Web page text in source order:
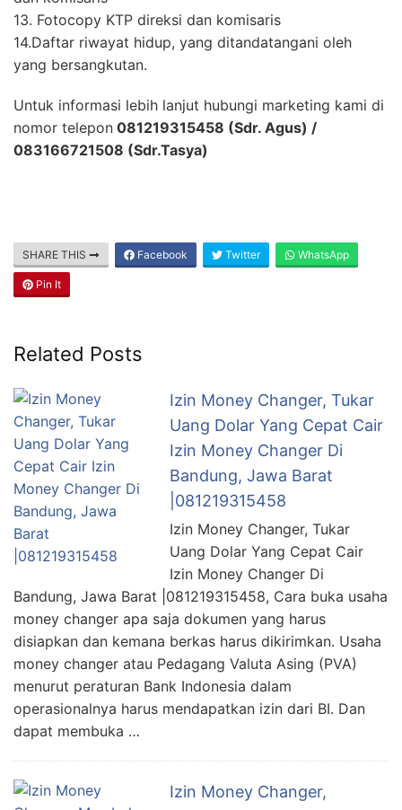
13. Fotocopy KTP direksi dan komisaris
14.Daftar riwayat hidup, yang ditandatangani oleh
yang bersangkutan.
Untuk informasi lebih lanjut hubungi marketing kami di
nomor telepon 081219315458 (Sdr. Agus) /
083166721508 (Sdr.Tasya)
SHARE THIS Facebook Twitter WhatsApp
Pin It
Related Posts
Izin Money Changer, Tukar
Uang Dolar Yang Cepat Cair
Izin Money Changer Di
Bandung, Jawa Barat
|081219315458
Izin Money Changer, Tukar
Uang Dolar Yang Cepat Cair
Izin Money Changer Di
Bandung, Jawa Barat |081219315458, Cara buka usaha
money changer apa saja dokumen yang harus
disiapkan dan kemana berkas harus dikirimkan. Usaha
money changer atau Pedagang Valuta Asing (PVA)
menurut peraturan Bank Indonesia dalam
operasionalnya harus mendapatkan izin dari BI. Dan
dapat membuka …
Izin Money Changer,